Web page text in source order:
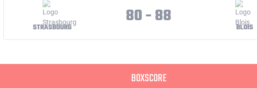
STRASBOURG 80 - 88 BLOIS
BOXSCORE